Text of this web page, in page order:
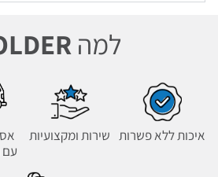
למה
איכות ללא פשרות שירות ומקצועיות
עם